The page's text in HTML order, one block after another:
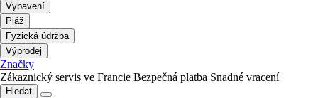
Vybavení
Pláž
Fyzická údržba
Výprodej
Značky
Zákaznický servis ve Francie Bezpečná platba Snadné vracení
Hledat